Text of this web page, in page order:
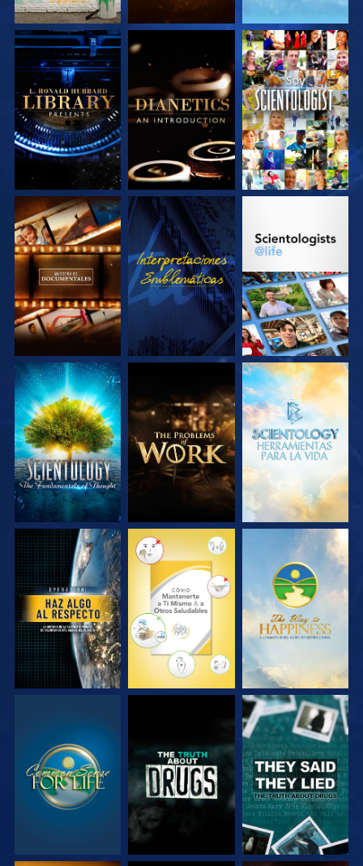
EXPLORA LAS
SERIES
EXPLORA LAS
SERIES
VE
EXPLORA LAS
SERIES
VE
EXPLORA LAS
EXPLORA LAS
SERIES
EXPLORA LAS
SERIES
EXPLORA LAS
SERIES
VE VE VE
VE VE